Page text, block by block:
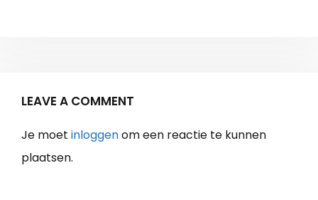
LEAVE A COMMENT
Je moet inloggenom een reactie te kunnen
plaatsen.